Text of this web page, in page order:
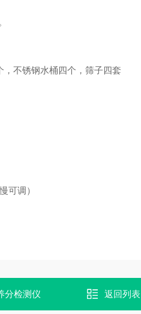
不锈钢水桶四个，筛子四套
快慢可调）
分检测仪 返回列表